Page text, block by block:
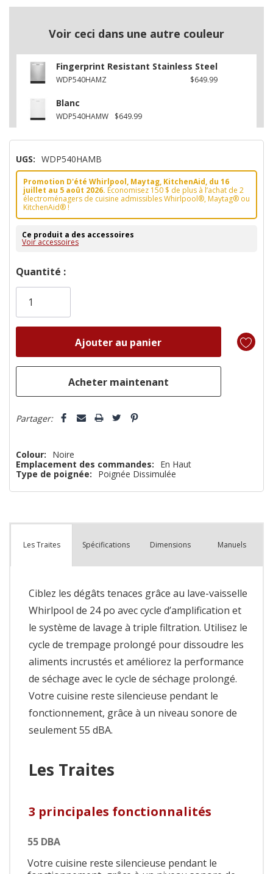
Voir ceci dans une autre couleur
Fingerprint Resistant Stainless Steel
WDP540HAMZ $649.99
Blanc
WDP540HAMW $649.99
UGS: WDP540HAMB
Promotion D'été Whirlpool, Maytag, KitchenAid, du 16
juillet au 5 août 2026. Économisez 150 $ de plus à l’achat de 2
électroménagers de cuisine admissibles Whirlpool®, Maytag® ou
KitchenAid® !
Ce produit a des accessoires
Voir accessoires
Dépêchez-
vous!
plus
Quantité :
Partager:
Colour:
Noire
Emplacement des commandes:
En Haut
Type de poignée:
Poignée Dissimulée
Les Traites Spécifications Dimensions Manuels
Ciblez les dégâts tenaces grâce au lave-vaisselle
Whirlpool de 24 po avec cycle d’amplification et
le système de lavage à triple filtration. Utilisez le
cycle de trempage prolongé pour dissoudre les
aliments incrustés et améliorez la performance
de séchage avec le cycle de séchage prolongé.
Votre cuisine reste silencieuse pendant le
fonctionnement, grâce à un niveau sonore de
seulement 55 dBA.
Les Traites
3 principales fonctionnalités
55 DBA
Votre cuisine reste silencieuse pendant le